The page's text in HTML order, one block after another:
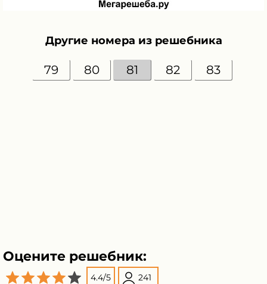
Другие номера из решебника
79 80 81 82 83
Оцените решебник:
4.4/5 241